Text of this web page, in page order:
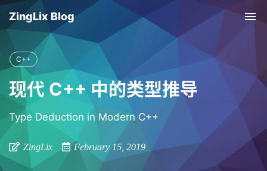
ZingLix Blog
C++
现代 C++ 中的类型推导
Type Deduction in Modern C++
ZingLix February 15, 2019